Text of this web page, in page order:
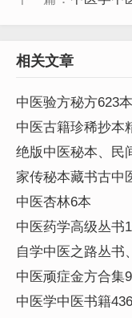
相关文章
中医验方秘方623
中医古籍珍稀抄本
绝版中医秘本、民
家传秘本藏书古中
资料245本
中医杏林6本
中医药学高级丛书
自学中医之路丛书
中医顽症金方合集
中医学中医书籍